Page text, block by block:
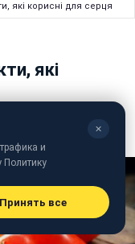
які корисні для серця
які
✕
и
Политику
Принять все